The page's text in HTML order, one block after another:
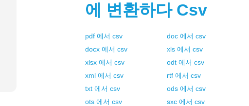
에 변환하다 Csv
pdf 에서 csv doc 에서 csv
docx 에서 csv xls 에서 csv
xlsx 에서 csv odt 에서 csv
xml 에서 csv rtf 에서 csv
txt 에서 csv ods 에서 csv
ots 에서 csv sxc 에서 csv